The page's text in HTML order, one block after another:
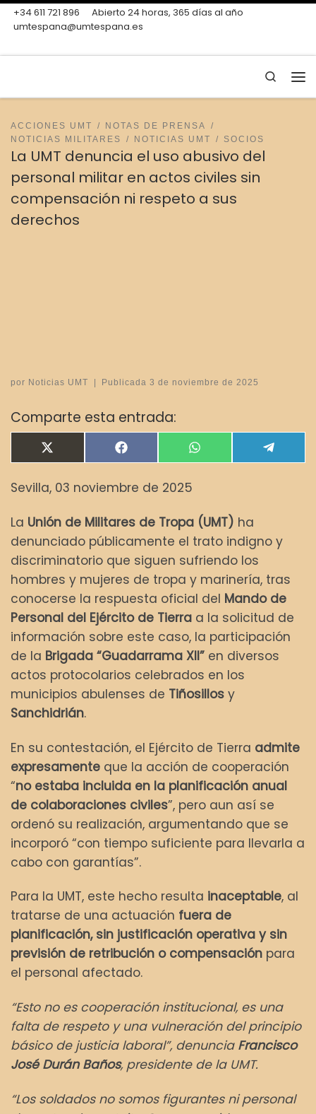
Skip to content
+34 611 721 896
Abierto 24 horas, 365 días al año
umtespana@umtespana.es
Search
ACCIONES UMT
NOTAS DE PRENSA
NOTICIAS MILITARES
NOTICIAS UMT SOCIOS
La UMT denuncia el uso abusivo del
personal militar en actos civiles sin
compensación ni respeto a sus
derechos
por Noticias UMT Publicada3 de noviembre de 2025
Comparte esta entrada:
Compartir en
X
(
w
t
e
r
)
Compartir en
F
a
e
o
k
Compartir en
W
h
A
p
p
e
m
Sevilla, 03 noviembre de 2025
La Unión de Militares de Tropa (UMT) ha
denunciado públicamente el trato indigno y
discriminatorio que siguen sufriendo los
hombres y mujeres de tropa y marinería, tras
conocerse la respuesta oficial del Mando de
Personal del Ejército de Tierra a la solicitud de
información sobre este caso, la participación
de la Brigada “Guadarrama XII” en diversos
actos protocolarios celebrados en los
municipios abulenses de Tiñosillos y
Sanchidrián.
En su contestación, el Ejército de Tierra admite
expresamente que la acción de cooperación
“no estaba incluida en la planificación anual
de colaboraciones civiles”, pero aun así se
ordenó su realización, argumentando que se
incorporó “con tiempo suficiente para llevarla a
cabo con garantías”.
Para la UMT, este hecho resulta inaceptable, al
tratarse de una actuación fuera de
planificación, sin justificación operativa y sin
previsión de retribución o compensación para
el personal afectado.
“Esto no es cooperación institucional, es una
falta de respeto y una vulneración del principio
básico de justicia laboral”, denuncia Francisco
José Durán Baños, presidente de la UMT.
“Los soldados no somos figurantes ni personal